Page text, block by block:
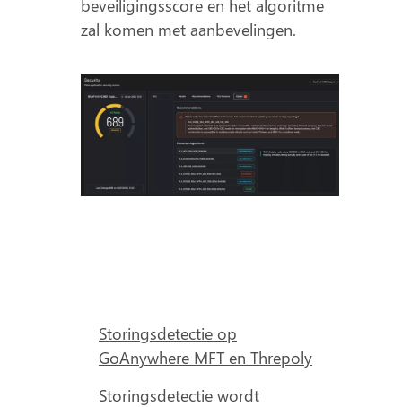
beveiligingsscore en het algoritme
zal komen met aanbevelingen.
Storingsdetectie op
GoAnywhere MFT en Threpoly
Storingsdetectie wordt